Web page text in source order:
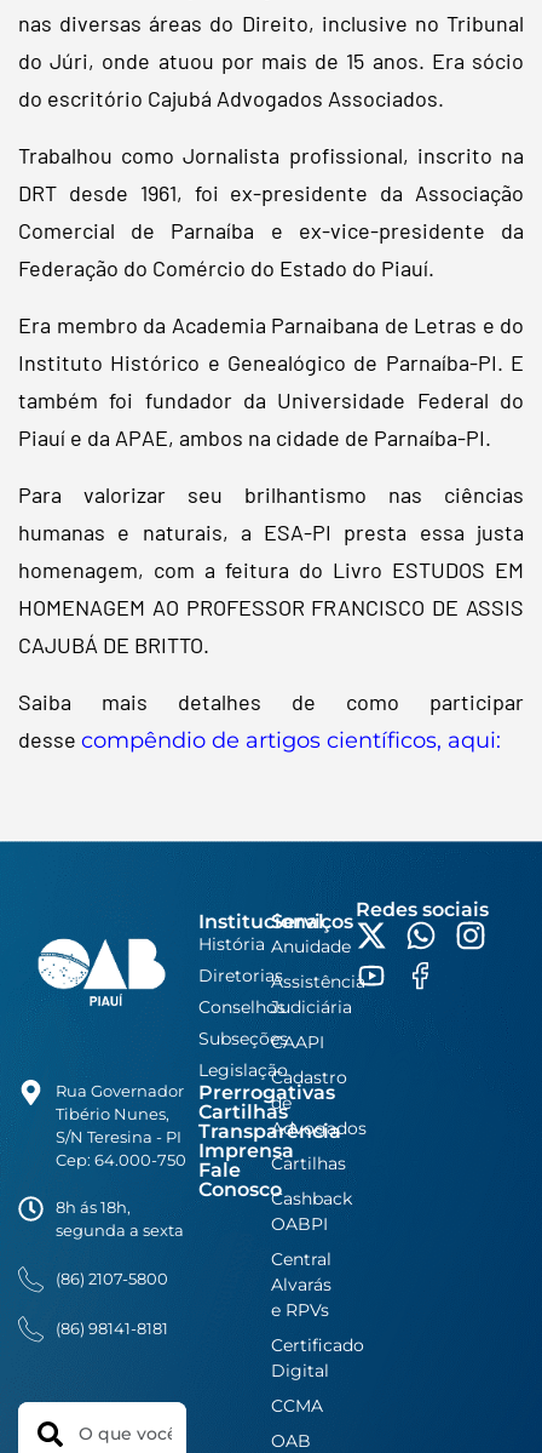
nas diversas áreas do Direito, inclusive no Tribunal
do Júri, onde atuou por mais de 15 anos. Era sócio
do escritório Cajubá Advogados Associados.
Trabalhou como Jornalista profissional, inscrito na
DRT desde 1961, foi ex-presidente da Associação
Comercial de Parnaíba e ex-vice-presidente da
Federação do Comércio do Estado do Piauí.
Era membro da Academia Parnaibana de Letras e do
Instituto Histórico e Genealógico de Parnaíba-PI. E
também foi fundador da Universidade Federal do
Piauí e da APAE, ambos na cidade de Parnaíba-PI.
Para valorizar seu brilhantismo nas ciências
humanas e naturais, a ESA-PI presta essa justa
homenagem, com a feitura do Livro ESTUDOS EM
HOMENAGEM AO PROFESSOR FRANCISCO DE ASSIS
CAJUBÁ DE BRITTO.
Saiba mais detalhes de como participar
desse compêndio de artigos científicos, aqui:
Rua Governador
Tibério Nunes,
S/N Teresina - PI
Cep: 64.000-750
8h ás 18h,
segunda a sexta
(86) 2107-5800
(86) 98141-8181
Search
Institucional
História
Diretorias
Conselhos
Subseções
Legislação
Prerrogativas
Cartilhas
Transparência
Imprensa
Fale
Conosco
Serviços
Anuidade
Assistência
Judiciária
CAAPI
Cadastro
de
Advogados
Cartilhas
Cashback
OABPI
Central
Alvarás
e RPVs
Certificado
Digital
CCMA
OAB
Redes sociais